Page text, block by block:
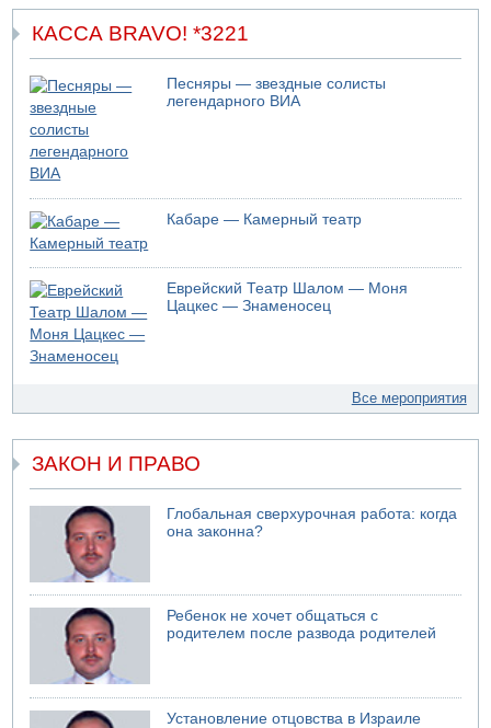
срочные секретные нужды"
КАССА BRAVO! *3221
Песняры — звездные солисты
легендарного ВИА
Кабаре — Камерный театр
Еврейский Театр Шалом — Моня
Цацкес — Знаменосец
Все мероприятия
ЗАКОН И ПРАВО
Глобальная сверхурочная работа: когда
она законна?
Ребенок не хочет общаться с
родителем после развода родителей
Установление отцовства в Израиле